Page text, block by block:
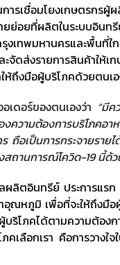
ชื่อมโยงเกษตรกรผู้ผ
ยที่ผลิตในระบบอินท
เทพมหานครและพื้นที่
ส่งรายการสินค้าให้เ
ถึงมือผู้บริโภคด้วยตนเ
ร์ของตนเองว่า “มีค
ความต้องการบริโภคอ
อเป็นการกระจายราย
สถานการณ์โควิด-19 นี้ด้
นทรีย์ ประการแรก
หภูมิ เพื่อที่จะให้ถึงมื
โภคได้ตามความต้องก
ลือกเรา คือการวางใ